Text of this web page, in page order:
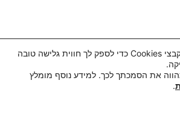
אתר זה עושה שימוש בקבצי Cookies כדי לספק לך חווית גלישה טובה
את הסמכתך לכך. למידע נוסף מומלץ
.